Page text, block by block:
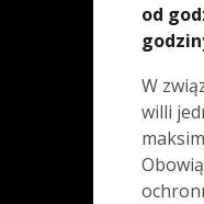
od
W
willi